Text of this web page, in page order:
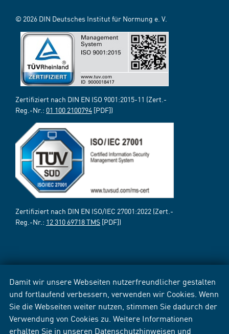
Damit wir unsere Webseiten nutzerfreundlicher gestalten
und fortlaufend verbessern, verwenden wir Cookies. Wenn
Sie die Webseiten weiter nutzen, stimmen Sie dadurch der
Verwendung von Cookies zu. Weitere Informationen
erhalten Sie in unseren Datenschutzhinweisen und
© 2026 DIN Deutsches Institut für Normung e. V.
Zertifiziert nach DIN EN ISO 9001:2015-11 (Zert.-
Reg.-Nr.: 01 100 2100794 [PDF])
Zertifiziert nach DIN EN ISO/IEC 27001:2022 (Zert.-
Reg.-Nr.: 12 310 69718 TMS [PDF])